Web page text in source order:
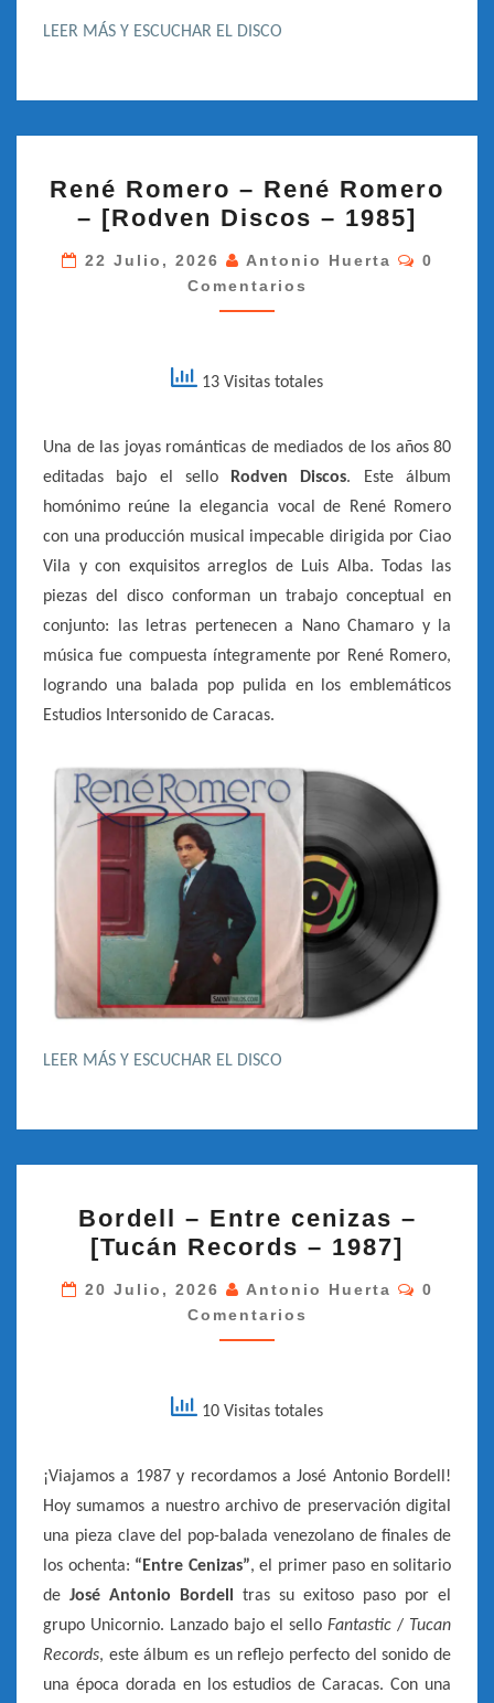
LEER MÁS Y ESCUCHAR EL DISCO
ROMERO
–
RENÉ
ROMERO
–
DISCOS
René Romero – René Romero
– [Rodven Discos – 1985]
22 Julio, 2026 Antonio Huerta
0
Comentarios
13 Visitas totales
Una de las joyas románticas de mediados de los años 80
editadas bajo el sello
Rodven Discos. Este álbum
homónimo reúne la elegancia vocal de René Romero
con una producción musical impecable dirigida por Ciao
Vila y con exquisitos arreglos de Luis Alba. Todas las
piezas del disco conforman un trabajo conceptual en
conjunto: las letras pertenecen a Nano Chamaro y la
música fue compuesta íntegramente por René Romero,
logrando una balada pop pulida en los emblemáticos
Estudios Intersonido de Caracas.
LEER MÁS Y ESCUCHAR EL DISCO
–
ENTRE
CENIZAS
–
[TUCÁN
–
Bordell – Entre cenizas –
[Tucán Records – 1987]
20 Julio, 2026 Antonio Huerta
0
Comentarios
10 Visitas totales
¡Viajamos a 1987 y recordamos a José Antonio Bordell!
Hoy sumamos a nuestro archivo de preservación digital
una pieza clave del pop-balada venezolano de finales de
los ochenta: “Entre Cenizas”, el primer paso en solitario
de José Antonio Bordell
tras su exitoso paso por el
grupo Unicornio. Lanzado bajo el sello Fantastic / Tucan
Records, este álbum es un reflejo perfecto del sonido de
una época dorada en los estudios de Caracas. Con una